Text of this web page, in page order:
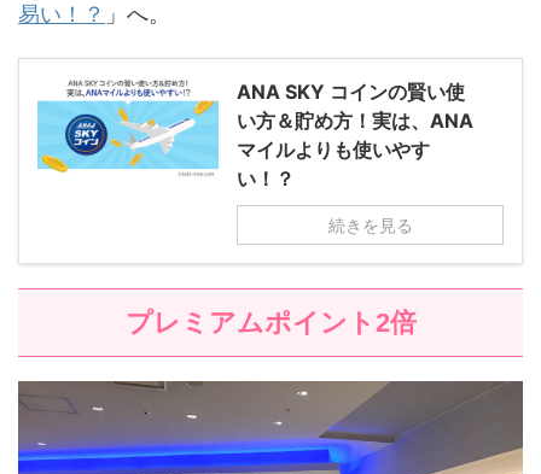
易い！？ 」へ。
ANA SKY コインの賢い使
い方＆貯め方！実は、ANA
マイルよりも使いやす
い！？
続きを見る
プレミアムポイント2倍